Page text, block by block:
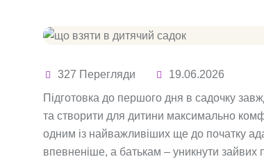
327 Перегляди
19.06.2026
Підготовка до першого дня в садочку
та створити для дитини максимально
одним із найважливіших ще до початку
впевненіше, а батькам – уникнути зайвих